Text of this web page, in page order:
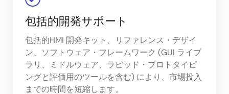
包括的開発サポート
包括的HMI 開発キット、リファレンス・デザイ
ン、ソフトウェア・フレームワーク (GUI ライブ
ラリ、ミドルウェア、ラピッド・プロトタイピ
ングと評価用のツールを含む) により、市場投入
までの時間を短縮します。